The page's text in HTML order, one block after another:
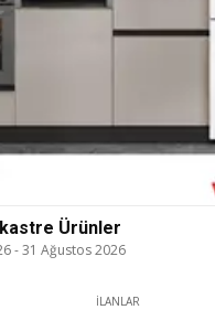
Ürünler
-31 Ağustos 2026
İLANLAR